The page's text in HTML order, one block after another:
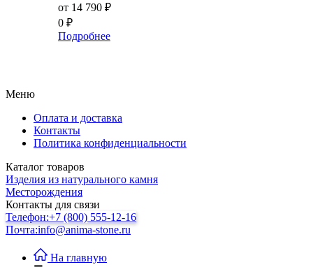
от 14 790 ₽
0 ₽
Подробнее
Меню
Оплата и доставка
Контакты
Политика конфиденциальности
Каталог товаров
Изделия из натурального камня
Месторождения
Контакты для связи
Телефон:+7 (800) 555-12-16
Почта:info@anima-stone.ru
На главную